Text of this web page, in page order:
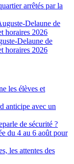
arrêtés par la
Delaune de
horaires 2026
Delaune de
horaires 2026
les élèves et
anticipe avec un
de sécurité ?
du 4 au 6 août pour
les attentes des